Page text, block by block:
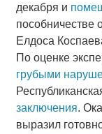
декабря и
пособничестве
Елдоса
По оценке
грубыми
заключения.
выразил